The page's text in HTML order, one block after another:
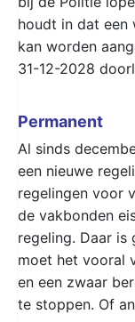
houdt in dat een
kan worden
31-12-2028
Permanent
Al sinds
een nieuwe
regelingen voor
de vakbonden
regeling. Daar is
moet het vooral
en een zwaar
te stoppen. Of